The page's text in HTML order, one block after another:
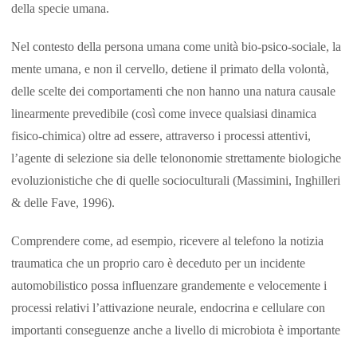
della specie umana.
Nel contesto della persona umana come unità bio-psico-sociale, la
mente umana, e non il cervello, detiene il primato della volontà,
delle scelte dei comportamenti che non hanno una natura causale
linearmente prevedibile (così come invece qualsiasi dinamica
fisico-chimica) oltre ad essere, attraverso i processi attentivi,
l’agente di selezione sia delle telononomie strettamente biologiche
evoluzionistiche che di quelle socioculturali (Massimini, Inghilleri
& delle Fave, 1996).
Comprendere come, ad esempio, ricevere al telefono la notizia
traumatica che un proprio caro è deceduto per un incidente
automobilistico possa influenzare grandemente e velocemente i
processi relativi l’attivazione neurale, endocrina e cellulare con
importanti conseguenze anche a livello di microbiota è importante